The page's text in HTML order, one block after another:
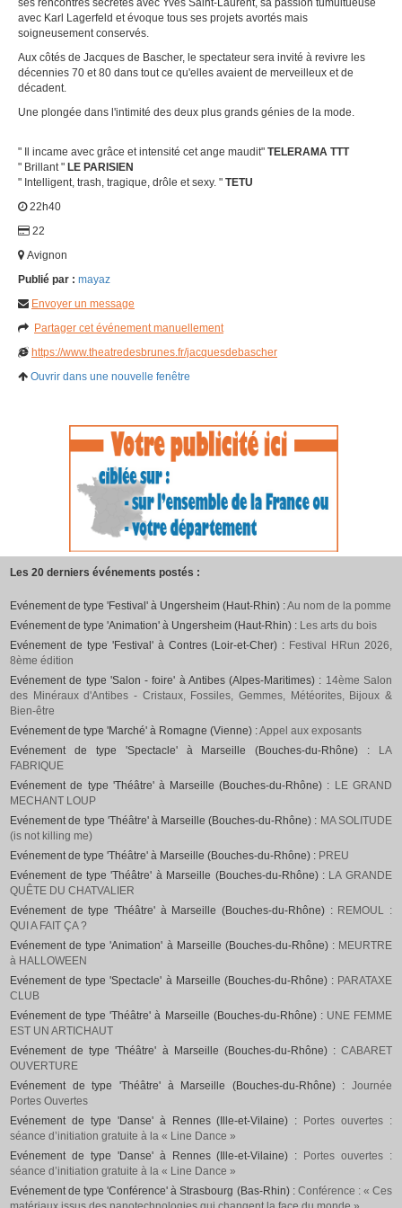
avec Karl Lagerfeld et évoque tous ses projets avortés mais
soigneusement conservés.
Aux côtés de Jacques de Bascher, le spectateur sera invité à revivre les
décennies 70 et 80 dans tout ce qu'elles avaient de merveilleux et de
décadent.
Une plongée dans l'intimité des deux plus grands génies de la mode.
" Il incame avec grâce et intensité cet ange maudit" TELERAMA TTT
" Brillant " LE PARISIEN
" Intelligent, trash, tragique, drôle et sexy. " TETU
22h40
22
Avignon
Publié par : mayaz
Envoyer un message
Partager cet événement manuellement
https://www.theatredesbrunes.fr/jacquesdebascher
Ouvrir dans une nouvelle fenêtre
Les 20 derniers événements postés :
Evénement de type 'Festival' à Ungersheim (Haut-Rhin) :Au nom de la pomme
Evénement de type 'Animation' à Ungersheim (Haut-Rhin) : Les arts du bois
Evénement de type 'Festival' à Contres (Loir-et-Cher) : Festival HRun 2026,
8ème édition
Evénement de type 'Salon - foire' à Antibes (Alpes-Maritimes) : 14ème Salon
des Minéraux d'Antibes - Cristaux, Fossiles, Gemmes, Météorites, Bijoux &
Bien-être
Evénement de type 'Marché' à Romagne (Vienne) :Appel aux exposants
Evénement de type 'Spectacle' à Marseille (Bouches-du-Rhône) :
LA
FABRIQUE
Evénement de type 'Théâtre' à Marseille (Bouches-du-Rhône) : LE GRAND
MECHANT LOUP
Evénement de type 'Théâtre' à Marseille (Bouches-du-Rhône) : MA SOLITUDE
(is not killing me)
Evénement de type 'Théâtre' à Marseille (Bouches-du-Rhône) : PREU
Evénement de type 'Théâtre' à Marseille (Bouches-du-Rhône) : LA GRANDE
QUÊTE DU CHATVALIER
Evénement de type 'Théâtre' à Marseille (Bouches-du-Rhône) : REMOUL :
QUI A FAIT ÇA ?
Evénement de type 'Animation' à Marseille (Bouches-du-Rhône) : MEURTRE
à HALLOWEEN
Evénement de type 'Spectacle' à Marseille (Bouches-du-Rhône) : PARATAXE
CLUB
Evénement de type 'Théâtre' à Marseille (Bouches-du-Rhône) : UNE FEMME
EST UN ARTICHAUT
Evénement de type 'Théâtre' à Marseille (Bouches-du-Rhône) : CABARET
OUVERTURE
Evénement de type 'Théâtre' à Marseille (Bouches-du-Rhône) : Journée
Portes Ouvertes
Evénement de type 'Danse' à Rennes (Ille-et-Vilaine) :
Portes ouvertes :
séance d’initiation gratuite à la « Line Dance »
Evénement de type 'Danse' à Rennes (Ille-et-Vilaine) :
Portes ouvertes :
séance d’initiation gratuite à la « Line Dance »
Evénement de type 'Conférence' à Strasbourg (Bas-Rhin) : Conférence : « Ces